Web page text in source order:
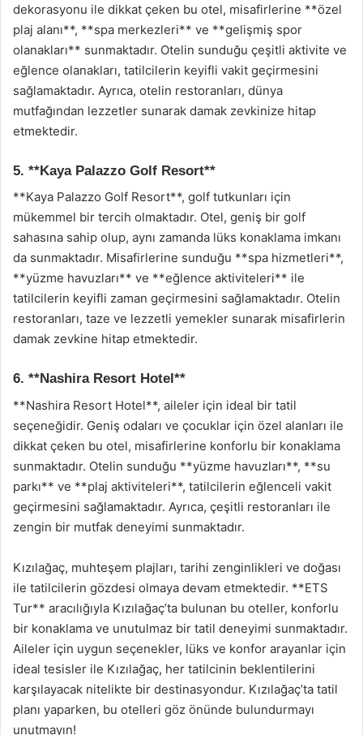
dekorasyonu ile dikkat çeken bu otel, misafirlerine **özel
plaj alanı**, **spa merkezleri** ve **gelişmiş spor
olanakları** sunmaktadır. Otelin sunduğu çeşitli aktivite ve
eğlence olanakları, tatilcilerin keyifli vakit geçirmesini
sağlamaktadır. Ayrıca, otelin restoranları, dünya
mutfağından lezzetler sunarak damak zevkinize hitap
etmektedir.
5. **Kaya Palazzo Golf Resort**
**Kaya Palazzo Golf Resort**, golf tutkunları için
mükemmel bir tercih olmaktadır. Otel, geniş bir golf
sahasına sahip olup, aynı zamanda lüks konaklama imkanı
da sunmaktadır. Misafirlerine sunduğu **spa hizmetleri**,
**yüzme havuzları** ve **eğlence aktiviteleri** ile
tatilcilerin keyifli zaman geçirmesini sağlamaktadır. Otelin
restoranları, taze ve lezzetli yemekler sunarak misafirlerin
damak zevkine hitap etmektedir.
6. **Nashira Resort Hotel**
**Nashira Resort Hotel**, aileler için ideal bir tatil
seçeneğidir. Geniş odaları ve çocuklar için özel alanları ile
dikkat çeken bu otel, misafirlerine konforlu bir konaklama
sunmaktadır. Otelin sunduğu **yüzme havuzları**, **su
parkı** ve **plaj aktiviteleri**, tatilcilerin eğlenceli vakit
geçirmesini sağlamaktadır. Ayrıca, çeşitli restoranları ile
zengin bir mutfak deneyimi sunmaktadır.
Kızılağaç, muhteşem plajları, tarihi zenginlikleri ve doğası
ile tatilcilerin gözdesi olmaya devam etmektedir. **ETS
Tur** aracılığıyla Kızılağaç’ta bulunan bu oteller, konforlu
bir konaklama ve unutulmaz bir tatil deneyimi sunmaktadır.
Aileler için uygun seçenekler, lüks ve konfor arayanlar için
ideal tesisler ile Kızılağaç, her tatilcinin beklentilerini
karşılayacak nitelikte bir destinasyondur. Kızılağaç’ta tatil
planı yaparken, bu otelleri göz önünde bulundurmayı
unutmayın!